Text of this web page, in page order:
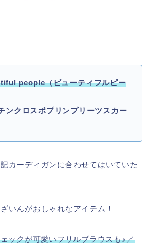
people（ビューティフルピー
ンクロスポプリンプリーツスカー
カーディガンに合わせてはいていた
いんがおしゃれなアイテム！
ックが可愛いフリルブラウスも♪／